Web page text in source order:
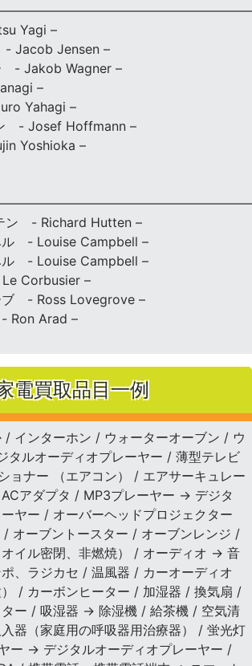
Yagi –
Jacob Jensen –
- Jakob Wagner –
–
Yahagi –
- Josef Hoffmann –
Yoshioka –
ン - Richard Hutten –
ル - Louise Campbell –
ル - Louise Campbell –
Corbusier –
ブ - Ross Lovegrove –
Ron Arad –
電買取品目一例
/ インターホン / ウォーターオーブン / ウ
タルオーディオプレーヤー / 薄型テレビ
ョナー （エアコン） / エアサーキュレー
アダプタ / MP3プレーヤー → デジタ
ヤー / オーバーヘッドプロジェクター
オーブントースター / オーブンレンジ /
イル密閉、非燃焼） / オーディオ → 音
、ラジカセ / 温風器 / カーオーディオ
） / カーボンヒーター / 加湿器 / 換気扇 /
ター / 吸湿器 → 除湿機 / 給茶機 / 空気清
器（家庭用の呼吸器用治療器） / 蛍光灯
ー → デジタルオーディオプレーヤー /